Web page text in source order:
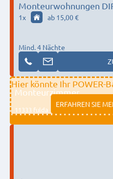
Monteurwohnungen
1x ab 15,00 €
Mind. 4 Nächte
Hier könnte Ihr POWER-
ERFAHREN SIE
Monteurzimmer
11333 fulda